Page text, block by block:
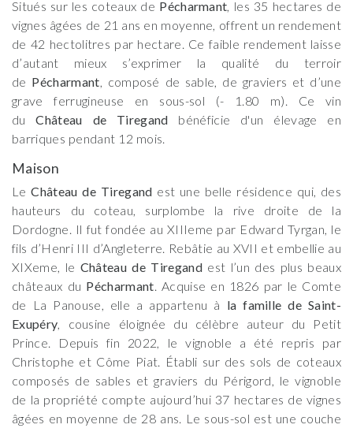
Situés sur les coteaux de Pécharmant, les 35 hectares de
vignes âgées de 21 ans en moyenne, offrent un rendement
de 42 hectolitres par hectare. Ce faible rendement laisse
d’autant mieux s’exprimer la qualité du terroir
de Pécharmant, composé de sable, de graviers et d’une
grave ferrugineuse en sous-sol (- 1.80 m). Ce vin
duChâteau de Tiregand bénéficie d'un élevage en
barriques pendant 12 mois.
Maison
LeChâteau de Tiregand est une belle résidence qui, des
hauteurs du coteau, surplombe la rive droite de la
Dordogne. Il fut fondée au XIIIeme par Edward Tyrgan, le
fils d’Henri III d’Angleterre. Rebâtie au XVII et embellie au
XIXeme, le Château de Tiregandest l’un des plus beaux
châteaux du Pécharmant. Acquise en 1826 par le Comte
de La Panouse, elle a appartenu à la famille de Saint-
Exupéry, cousine éloignée du célèbre auteur du Petit
Prince. Depuis fin 2022, le vignoble a été repris par
Christophe et Côme Piat. Établi sur des sols de coteaux
composés de sables et graviers du Périgord, le vignoble
de la propriété compte aujourd’hui 37 hectares de vignes
âgées en moyenne de 28 ans. Le sous-sol est une couche